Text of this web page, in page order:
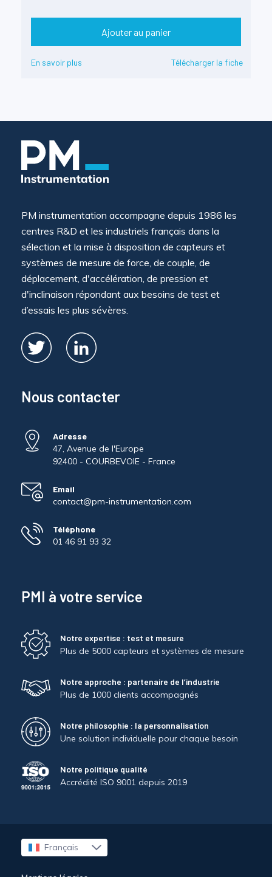
Ajouter au panier
En savoir plus Télécharger la fiche
PM instrumentation accompagne depuis 1986 les
centres R&D et les industriels français dans la
sélection et la mise à disposition de capteurs et
systèmes de mesure de force, de couple, de
déplacement, d'accélération, de pression et
d'inclinaison répondant aux besoins de test et
d’essais les plus sévères.
Nous contacter
Adresse
47, Avenue de l'Europe
92400 - COURBEVOIE - France
Email
contact@pm-instrumentation.com
Téléphone
01 46 91 93 32
PMI à votre service
Notre expertise : test et mesure
Plus de 5000 capteurs et systèmes de mesure
Notre approche : partenaire de l’industrie
Plus de 1000 clients accompagnés
Notre philosophie : la personnalisation
Une solution individuelle pour chaque besoin
Notre politique qualité
Accrédité ISO 9001 depuis 2019
Français
English